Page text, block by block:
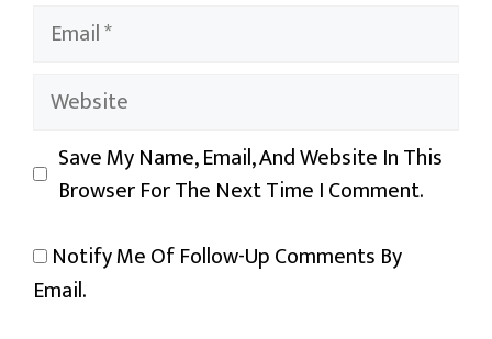
Email
Website
Save My Name, Email, And Website In This
Browser For The Next Time I Comment.
Notify Me Of Follow-Up Comments By
Email.